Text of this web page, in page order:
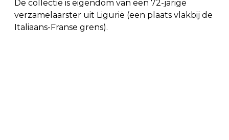
De collectie is eigendom van een 72-jarige
verzamelaarster uit Ligurië (een plaats vlakbij de
Italiaans-Franse grens).